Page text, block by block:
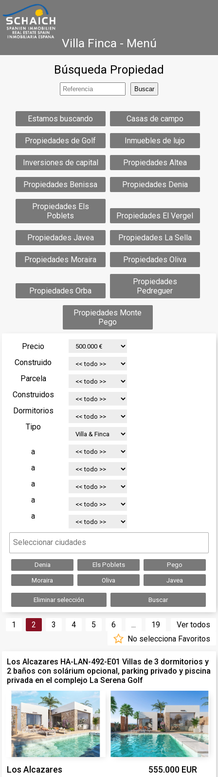
Villa Finca - Menú
Costa Blanca Venta
Nueva Construcción
Agencia Inmobiliaria Testimonios
Contacto
Búsqueda Propiedad
Estamos buscando Casas de campo
Propiedades de Golf Inmuebles de lujo
Inversiones de capital Propiedades Altea
Propiedades Benissa Propiedades Denia
Propiedades Els
Poblets
Propiedades El Vergel
Propiedades Javea Propiedades La Sella
Propiedades Moraira Propiedades Oliva
Propiedades Orba
Propiedades
Pedreguer
Propiedades Monte
Pego
Precio
Construido
Parcela
Construidos
Dormitorios
Tipo
a
a
a
a
a
Denia Els Poblets Pego
Moraira Oliva Javea
Eliminar selección Buscar
1 2 3 4 5 6 ... 19
Ver todos
No selecciona Favoritos
Los Alcazares HA-LAN-492-E01 Villas de 3 dormitorios y
2 baños con solárium opcional, parking privado y piscina
privada en el complejo La Serena Golf
Los Alcazares 555.000 EUR